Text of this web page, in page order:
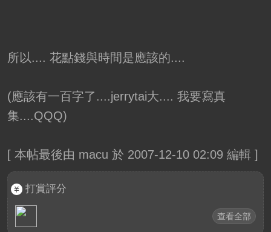
所以.... 花點錢與時間是應該的....
(應該有一百字了....jerrytai大.... 我要寫真
集....QQQ)
[本帖最後由 macu 於 2007-12-10 02:09 編輯 ]
打賞評分
查看全部